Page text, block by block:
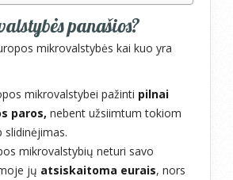
panašios?
mikrovalstybės kai kuo yra
mikrovalstybei pažinti pilnai
paros, nebent užsiimtum tokiom
mikrovalstybių neturi savo
jų atsiskaitoma eurais, nors